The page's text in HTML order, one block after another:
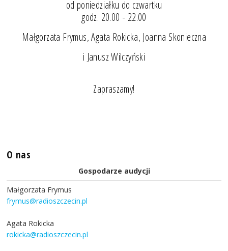
od poniedziałku do czwartku
godz. 20.00 - 22.00
Małgorzata Frymus, Agata Rokicka, Joanna Skonieczna
i Janusz Wilczyński
Zapraszamy!
O nas
Gospodarze audycji
Małgorzata Frymus
frymus@radioszczecin.pl
Agata Rokicka
rokicka@radioszczecin.pl